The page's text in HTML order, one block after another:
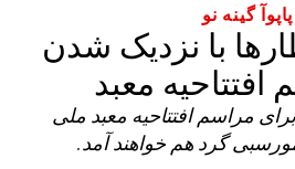
پاپوآ گینه‌ نو
با نزدیک شدن
افتتاحیه معبد
نفر، برای مراسم افتتاحیه معبد ملی
گرد هم خواهند آمد.